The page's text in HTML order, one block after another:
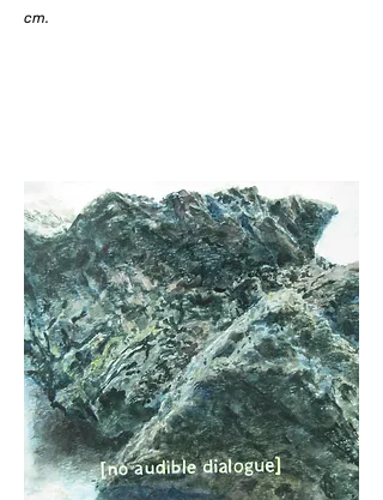
cm.